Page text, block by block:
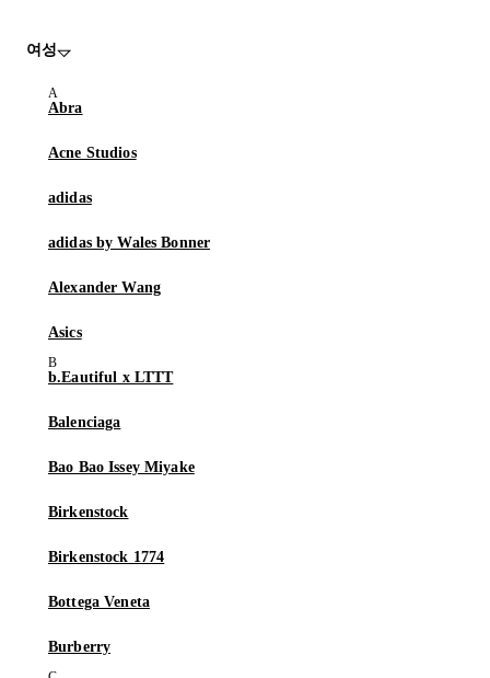
여성
Abra
Acne Studios
adidas
adidas by Wales Bonner
Alexander Wang
Asics
b.Eautiful x LTTT
Balenciaga
Bao Bao Issey Miyake
Birkenstock
Birkenstock 1774
Bottega Veneta
Burberry